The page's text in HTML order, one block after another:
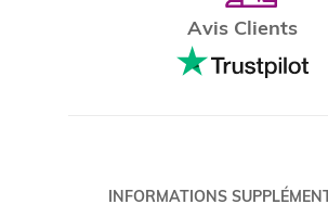
Avis Clients
INFORMATIONS